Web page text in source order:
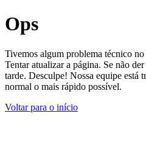
Ops
Tivemos algum problema técnico no
Tentar atualizar a página. Se não
tarde. Desculpe! Nossa equipe está
normal o mais rápido possível.
Voltar para o início